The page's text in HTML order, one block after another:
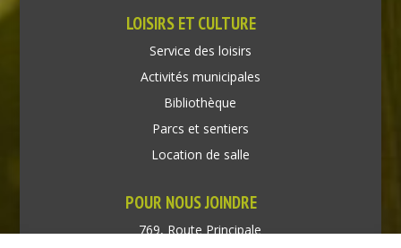
LOISIRS ET CULTURE
Service des loisirs
Activités municipales
Bibliothèque
Parcs et sentiers
Location de salle
POUR NOUS JOINDRE
769, Route Principale